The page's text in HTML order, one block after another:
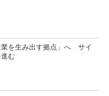
を生み出す拠点」へ サイ
む